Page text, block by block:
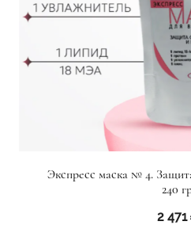
Экспресс маска № 4.
240
2 471